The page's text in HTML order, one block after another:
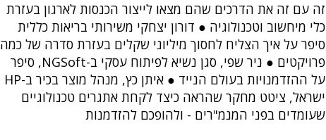
זה עם זה את הדרכים שהם מצאו לייצור הכנסות לארגון בעזרת
כלי מיחשוב וטכנולוגיה ● דורון יצחקי משירותי בריאות כללית
סיפר על איך הצליח לחסוך מיליוני שקלים בעזרת סדרה של כמה
פרויקטים ● ניר שפי, סגן נשיא לפיתוח עסקי ב-NGSoft, סיפר
על ההזדמנויות בעולם הנייד ● איתן כץ, מנהל מוצר בכיר ב-HP
ישראל, ציטט מחקר שהראה כיצד לקחת אתגרים טכנולוגיים
שעומדים בפני המנמ"רים - ולהופכם להזדמנות